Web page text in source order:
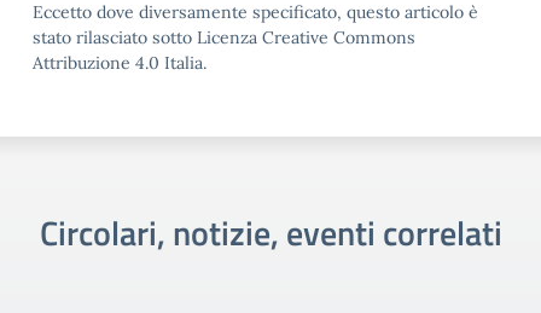
Eccetto dove diversamente specificato, questo articolo è
stato rilasciato sotto Licenza Creative Commons
Attribuzione 4.0 Italia.
Circolari, notizie, eventi correlati